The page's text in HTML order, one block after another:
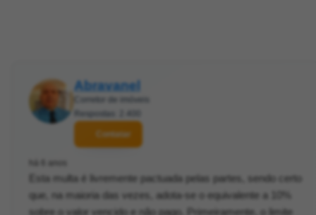
Abravanel
Contatar
Esta multa é livremente pactuada pelas partes, sendo certo
que, na maioria das vezes, adota-se o equivalente a 10%
sobre o valor vencido e não pago. Primeiramente, o limite